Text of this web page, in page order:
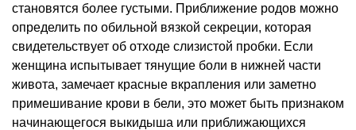
становятся более густыми. Приближение родов можно
определить по обильной вязкой секреции, которая
свидетельствует об отходе слизистой пробки. Если
женщина испытывает тянущие боли в нижней части
живота, замечает красные вкрапления или заметно
примешивание крови в бели, это может быть признаком
начинающегося выкидыша или приближающихся